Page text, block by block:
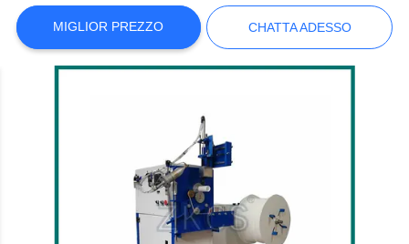
BLOGMIGLIOR PREZZO CHATTA ADESSO